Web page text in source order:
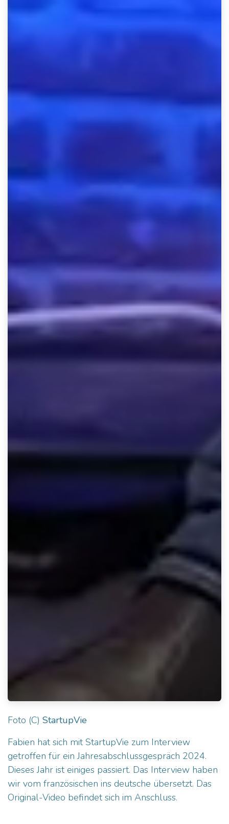
Foto (C) StartupVie
Fabien hat sich mit StartupVie zum Interview
getroffen für ein Jahresabschlussgespräch 2024.
Dieses Jahr ist einiges passiert. Das Interview haben
wir vom französischen ins deutsche übersetzt. Das
Original-Video befindet sich im Anschluss.